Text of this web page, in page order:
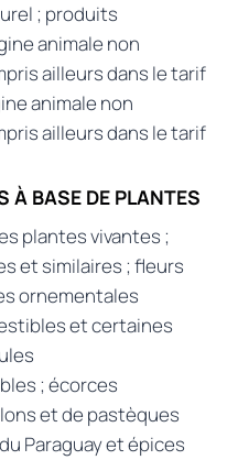
; produits
animale non
ailleurs dans le tarif
animale non
ailleurs dans le tarif
À BASE DE PLANTES
plantes vivantes ;
et similaires ; fleurs
ornementales
et certaines
; écorces
et de pastèques
Paraguay et épices